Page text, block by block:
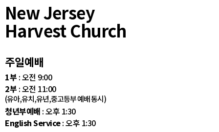
New Jersey
Harvest Church
주일예배
1부 : 오전 9:00
2부 : 오전 11:00
(유아,유치,유년,중고등부 예배 동시)
청년부예배 : 오후 1:30
English Service: 오후 1:30